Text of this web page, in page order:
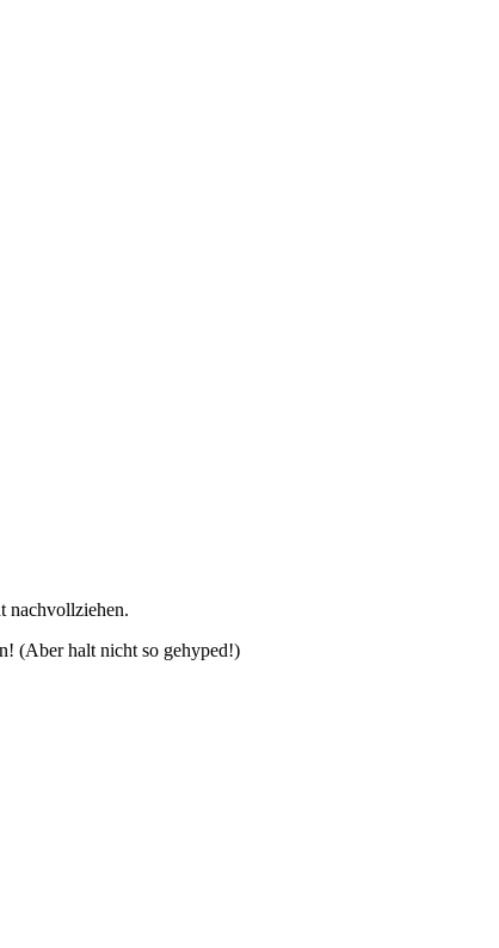
nachvollziehen.
(Aber halt nicht so gehyped!)